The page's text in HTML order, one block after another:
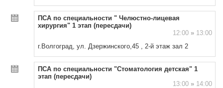
ПСА по специальности " Челюстно-лицевая
хирургия" 1 этап (пересдачи)
12:00 »13:00
г.Волгоград, ул. Дзержинского,45 , 2-й этаж зал 2
ПСА по специальности "Стоматология детская" 1
этап (пересдачи)
13:00 »14:00